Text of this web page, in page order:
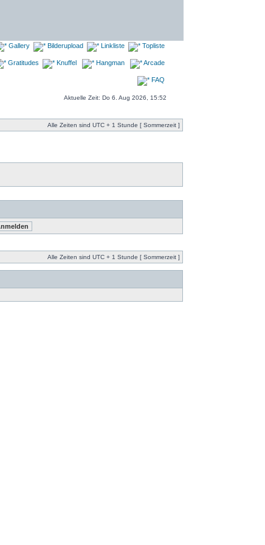
Gallery Bilderupload Linkliste Topliste
Gratitudes Knuffel Hangman Arcade
FAQ
Aktuelle Zeit: Do 6. Aug 2026, 15:52
Alle Zeiten sind UTC + 1 Stunde [ Sommerzeit ]
Alle Zeiten sind UTC + 1 Stunde [ Sommerzeit ]